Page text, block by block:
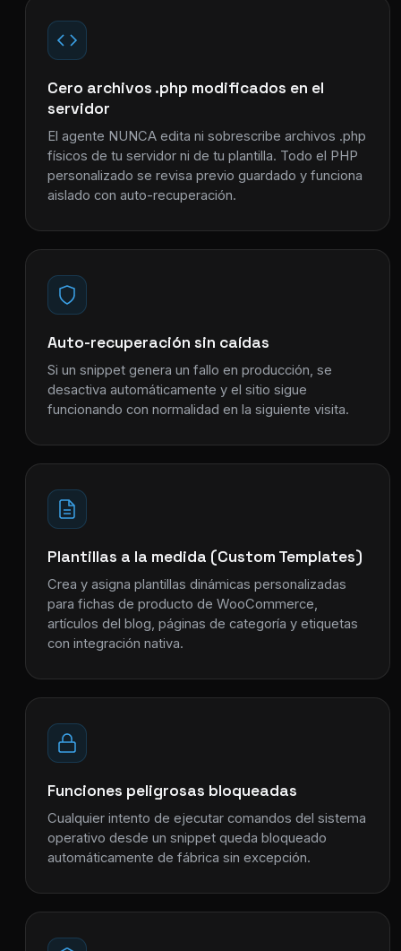
Cero archivos .php modificados en el
servidor
El agente NUNCA edita ni sobrescribe archivos .php
físicos de tu servidor ni de tu plantilla. Todo el PHP
personalizado se revisa previo guardado y funciona
aislado con auto-recuperación.
Auto-recuperación sin caídas
Si un snippet genera un fallo en producción, se
desactiva automáticamente y el sitio sigue
funcionando con normalidad en la siguiente visita.
Plantillas a la medida (Custom Templates)
Crea y asigna plantillas dinámicas personalizadas
para fichas de producto de WooCommerce,
artículos del blog, páginas de categoría y etiquetas
con integración nativa.
Funciones peligrosas bloqueadas
Cualquier intento de ejecutar comandos del sistema
operativo desde un snippet queda bloqueado
automáticamente de fábrica sin excepción.